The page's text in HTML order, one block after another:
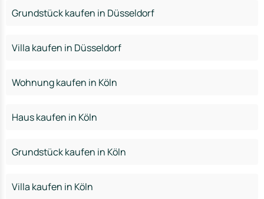
Grundstück kaufen in Düsseldorf
Villa kaufen in Düsseldorf
Wohnung kaufen in Köln
Haus kaufen in Köln
Grundstück kaufen in Köln
Villa kaufen in Köln